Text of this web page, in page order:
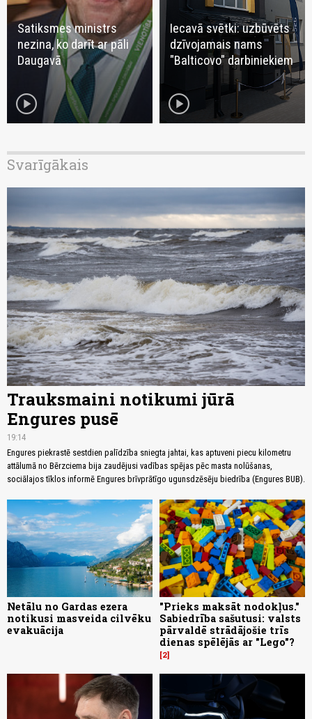
Satiksmes ministrs
nezina, ko darīt ar pāli
Daugavā
play_circle
Iecavā svētki: uzbūvēts
dzīvojamais nams
"Balticovo" darbiniekiem
play_circle
Svarīgākais
Trauksmaini notikumi jūrā
Engures pusē
19:14
Engures piekrastē sestdien palīdzība sniegta jahtai, kas aptuveni piecu kilometru
attālumā no Bērzciema bija zaudējusi vadības spējas pēc masta nolūšanas,
sociālajos tīklos informē Engures brīvprātīgo ugunsdzēsēju biedrība (Engures BUB).
Netālu no Gardas ezera
notikusi masveida cilvēku
evakuācija
"Prieks maksāt nodokļus."
Sabiedrība sašutusi: valsts
pārvaldē strādājošie trīs
dienas spēlējās ar "Lego"?
2